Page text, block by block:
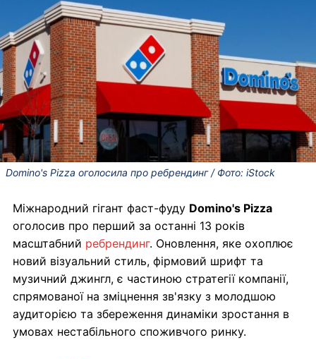
Domino's Pizza оголосила про ребрендинг / Фото: iStock
Міжнародний гігант фаст-фуду Domino's Pizza
оголосив про перший за останні 13 років
масштабний ребрендинг. Оновлення, яке охоплює
новий візуальний стиль, фірмовий шрифт та
музичний джингл, є частиною стратегії компанії,
спрямованої на зміцнення зв'язку з молодшою
аудиторією та збереження динаміки зростання в
умовах нестабільного споживчого ринку.